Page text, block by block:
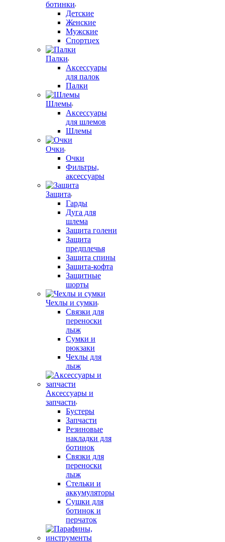
ботинки
Детские
Женские
Мужские
Спортцех
Палки
Аксессуары
для палок
Палки
Шлемы
Аксессуары
для шлемов
Шлемы
Очки
Очки
Фильтры,
аксессуары
Защита
Гарды
Дуга для
шлема
Защита голени
Защита
предплечья
Защита спины
Защита-кофта
Защитные
шорты
Чехлы и сумки
Связки для
переноски
лыж
Сумки и
рюкзаки
Чехлы для
лыж
Аксессуары и
запчасти
Бустеры
Запчасти
Резиновые
накладки для
ботинок
Связки для
переноски
лыж
Стельки и
аккумуляторы
Сушки для
ботинок и
перчаток